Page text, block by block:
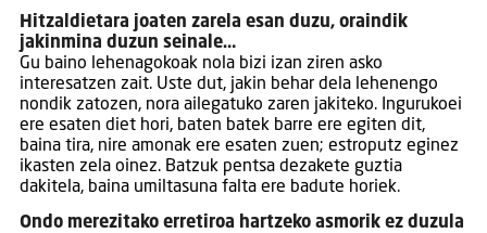
Hitzaldietara joaten zarela esan duzu, oraindik
jakinmina duzun seinale…
Gu baino lehenagokoak nola bizi izan ziren asko
interesatzen zait. Uste dut, jakin behar dela lehenengo
nondik zatozen, nora ailegatuko zaren jakiteko. Ingurukoei
ere esaten diet hori, baten batek barre ere egiten dit,
baina tira, nire amonak ere esaten zuen; estroputz eginez
ikasten zela oinez. Batzuk pentsa dezakete guztia
dakitela, baina umiltasuna falta ere badute horiek.
Ondo merezitako erretiroa hartzeko asmorik ez duzula